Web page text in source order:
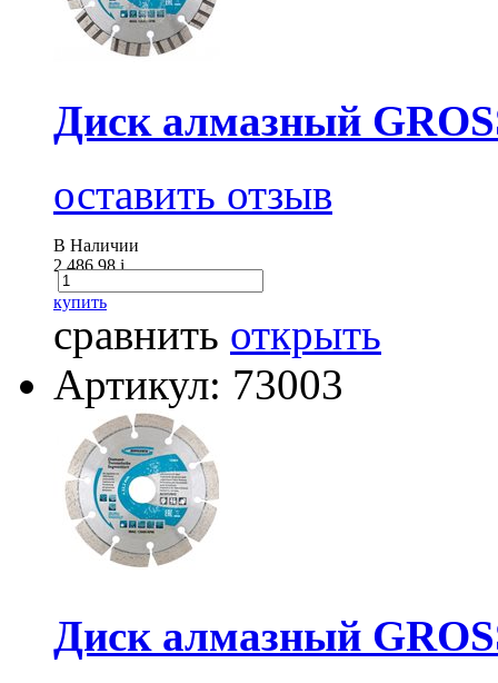
Диск алмазный
оставить отзыв
В Наличии
2 486.98i
купить
сравнить открыть
Артикул: 73003
Диск алмазный